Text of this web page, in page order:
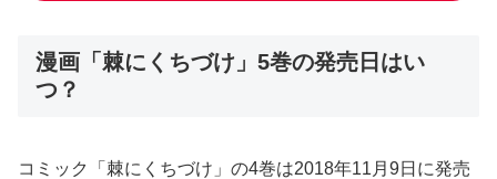
漫画「棘にくちづけ」5巻の発売日はい
つ？
コミック「棘にくちづけ」の4巻は2018年11月9日に発売